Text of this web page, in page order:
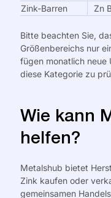
Zink-Barren
Zn
Bitte beachten Sie,
Größenbereichs nur
fügen monatlich neue
diese Kategorie zu
Wie kann
helfen?
Metalshub bietet
Zink kaufen oder
gemeinsamen